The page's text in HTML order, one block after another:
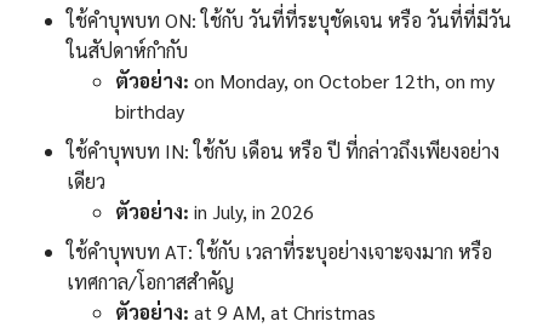
ใช้คำบุพบท ON: ใช้กับ วันที่ที่ระบุชัดเจน หรือ วันที่ที่มีวัน
ในสัปดาห์กำกับ
ตัวอย่าง: on Monday, on October 12th, on my
birthday
ใช้คำบุพบท IN: ใช้กับ เดือน หรือ ปี ที่กล่าวถึงเพียงอย่าง
เดียว
ตัวอย่าง: in July, in 2026
ใช้คำบุพบท AT: ใช้กับ เวลาที่ระบุอย่างเจาะจงมาก หรือ
เทศกาล/โอกาสสำคัญ
ตัวอย่าง: at 9 AM, at Christmas